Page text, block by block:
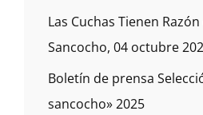
Las Cuchas Tienen
Sancocho, 04 octubre
Boletín de prensa
sancocho» 2025